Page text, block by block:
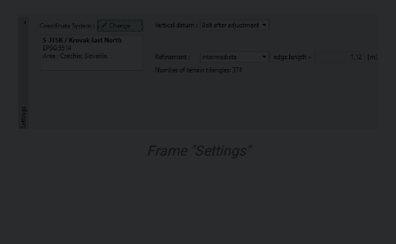
Frame "Settings"